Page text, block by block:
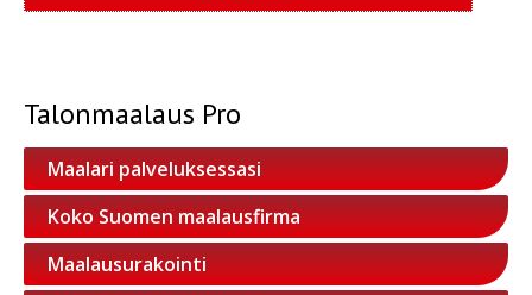
Talonmaalaus Pro
Maalari palveluksessasi
Koko Suomen maalausfirma
Maalausurakointi